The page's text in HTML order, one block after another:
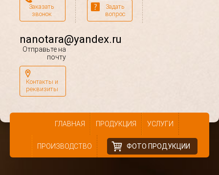
Заказать
звонок
Задать
вопрос
nanotara@yandex.ru
Отправьте на
почту
Контакты и
реквизиты
ГЛАВНАЯ ПРОДУКЦИЯ УСЛУГИ
ПРОИЗВОДСТВО ФОТО ПРОДУКЦИИ